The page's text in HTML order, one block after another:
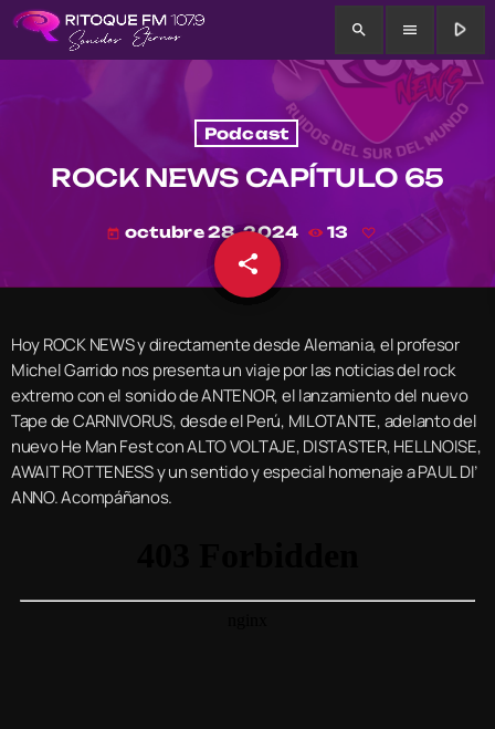
search menu play_arrow
Podcast
ROCK NEWS CAPÍTULO 65
today octubre 28, 2024 13
share
email
Hoy ROCK NEWS y directamente desde Alemania, el profesor
Michel Garrido nos presenta un viaje por las noticias del rock
extremo con el sonido de ANTENOR, el lanzamiento del nuevo
Tape de CARNIVORUS, desde el Perú, MILOTANTE, adelanto del
nuevo He Man Fest con ALTO VOLTAJE, DISTASTER, HELLNOISE,
AWAIT ROTTENESS y un sentido y especial homenaje a PAUL DI’
ANNO. Acompáñanos.